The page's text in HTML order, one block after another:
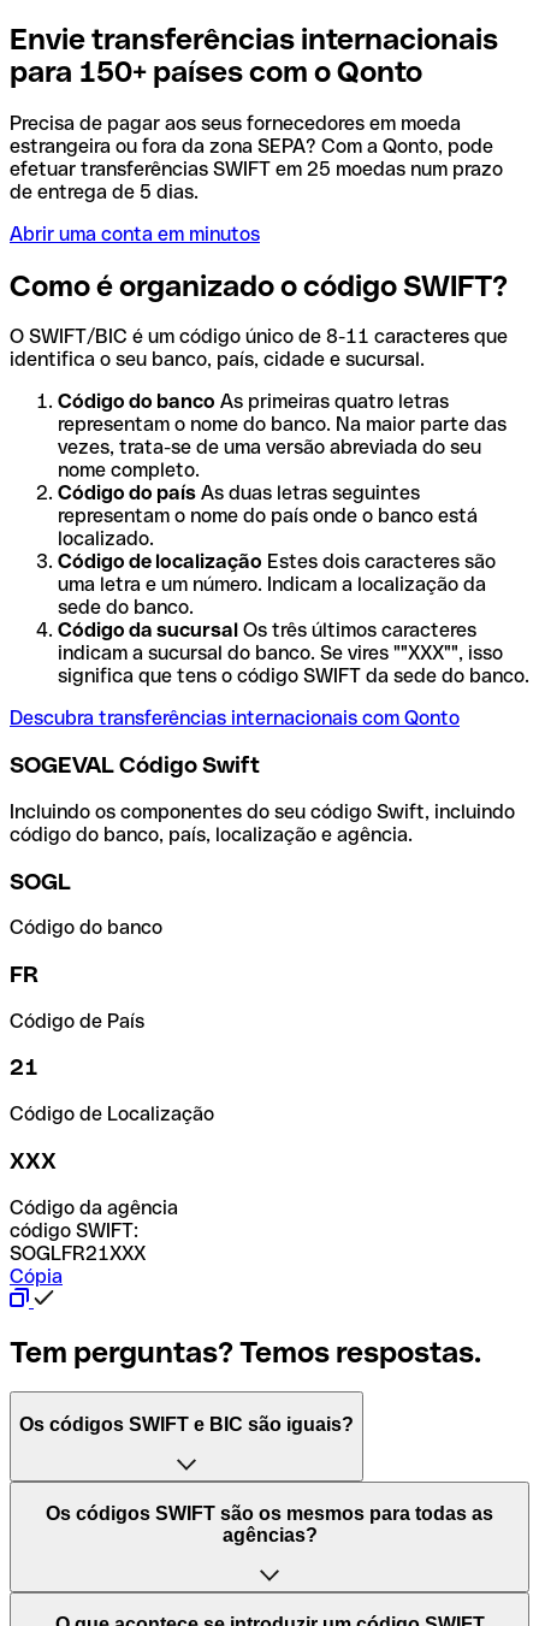
Envie transferências internacionais
para 150+ países com o Qonto
Precisa de pagar aos seus fornecedores em moeda
estrangeira ou fora da zona SEPA? Com a Qonto, pode
efetuar transferências SWIFT em 25 moedas num prazo
de entrega de 5 dias.
Abrir uma conta em minutos
Como é organizado o código SWIFT?
O SWIFT/BIC é um código único de 8-11 caracteres que
identifica o seu banco, país, cidade e sucursal.
Código do banco As primeiras quatro letras
representam o nome do banco. Na maior parte das
vezes, trata-se de uma versão abreviada do seu
nome completo.
Código do país As duas letras seguintes
representam o nome do país onde o banco está
localizado.
Código de localização Estes dois caracteres são
uma letra e um número. Indicam a localização da
sede do banco.
Código da sucursal Os três últimos caracteres
indicam a sucursal do banco. Se vires ""XXX"", isso
significa que tens o código SWIFT da sede do banco.
Descubra transferências internacionais com Qonto
SOGEVAL Código Swift
Incluindo os componentes do seu código Swift, incluindo
código do banco, país, localização e agência.
SOGL
Código do banco
FR
Código de País
21
Código de Localização
XXX
Código da agência
código SWIFT:
SOGLFR21XXX
Cópia
Tem perguntas? Temos respostas.
Os códigos SWIFT e BIC são iguais?
O acrónimo SWIFT significa "Society for Worldwide
Interbank Financial Telecommunication (Sociedade para
Mundiais)". Trata-se de uma rede mundial onde se
processam pagamentos entre países. Por outro lado, BIC
Os códigos SWIFT são os mesmos para todas as
agências?